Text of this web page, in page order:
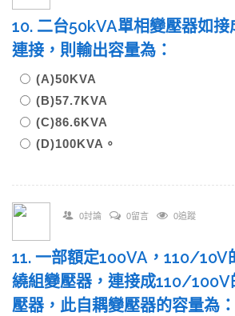
10. 二台50kVA單相變壓器如接
連接，則輸出容量為：
(A)50KVA
(B)57.7KVA
(C)86.6KVA
(D)100KVA。
0討論 0留言 0追蹤
11. 一部額定100VA，110/10V
繞組變壓器，連接成110/100V
壓器，此自耦變壓器的容量為